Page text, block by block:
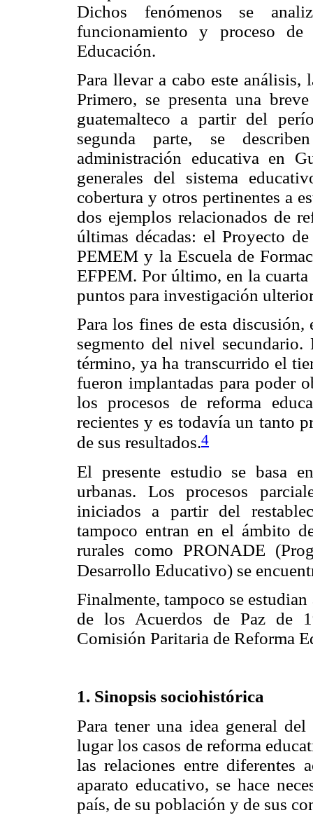
Dichos fenómenos se
funcionamiento y proceso
Educación.
Para llevar a cabo este análisis,
Primero, se presenta una
guatemalteco a partir del
segunda parte, se
administración educativa en
generales del sistema
cobertura y otros pertinentes a
dos ejemplos relacionados de
últimas décadas: el Proyecto
PEMEM y la Escuela de
EFPEM. Por último, en la
puntos para investigación
Para los fines de esta discusión,
segmento del nivel
término, ya ha transcurrido el
fueron implantadas para poder
los procesos de reforma
recientes y es todavía un tanto
de sus resultados.4
El presente estudio se basa
urbanas. Los procesos
iniciados a partir del
tampoco entran en el ámbito
rurales como PRONADE
Desarrollo Educativo) se
Finalmente, tampoco se
de los Acuerdos de Paz de
Comisión Paritaria de Reforma
1. Sinopsis sociohistórica
Para tener una idea general
lugar los casos de reforma
las relaciones entre diferentes
aparato educativo, se hace
país, de su población y de sus